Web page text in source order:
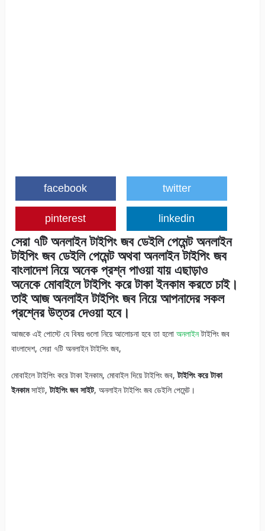
facebook twitter
pinterest linkedin
সেরা ৭টি অনলাইন টাইপিং জব ডেইলি পেমেন্টঅনলাইন
টাইপিং জব ডেইলি পেমেন্টঅথবাঅনলাইন টাইপিং জব
বাংলাদেশনিয়ে অনেক প্রশ্ন পাওয়া যায় এছাড়াও
অনেকেমোবাইলে টাইপিং করে টাকা ইনকামকরতে চাই।
তাই আজ অনলাইন টাইপিং জব নিয়ে আপনাদের সকল
প্রশ্নের উত্তর দেওয়া হবে।
আজকে এই পোস্টে যে বিষয় গুলো নিয়ে আলোচনা হবে তা হলো অনলাইনটাইপিং জব
বাংলাদেশ, সেরা ৭টি অনলাইন টাইপিং জব,
মোবাইলে টাইপিং করে টাকা ইনকাম, মোবাইল দিয়ে টাইপিং জব,টাইপিং করে টাকা
ইনকামসাইট,টাইপিং জব সাইট, অনলাইন টাইপিং জব ডেইলি পেমেন্ট।